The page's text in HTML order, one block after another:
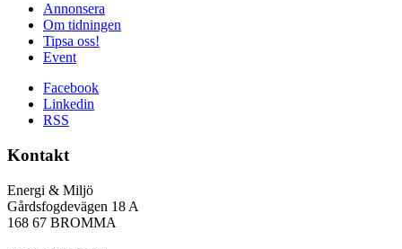
Annonsera
Om tidningen
Tipsa oss!
Event
Facebook
Linkedin
RSS
Kontakt
Energi & Miljö
Gårdsfogdevägen 18 A
168 67 BROMMA